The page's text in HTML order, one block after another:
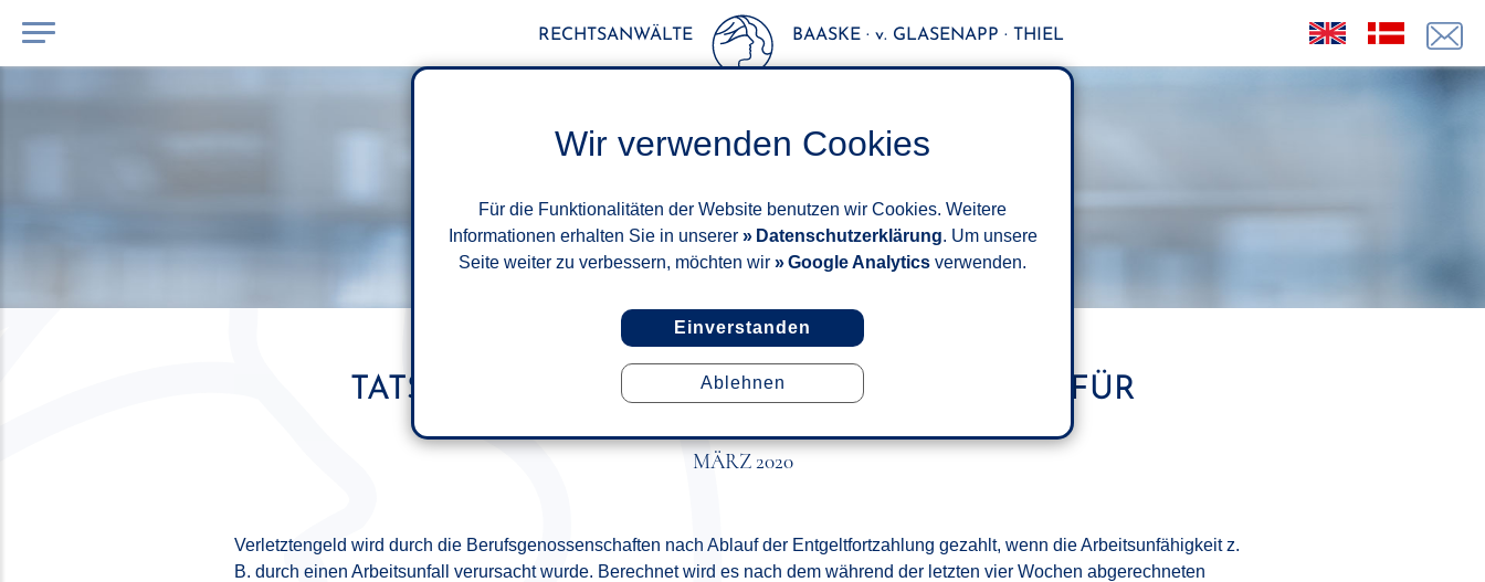
Wir verwenden Cookies
Für die Funktionalitäten der Website benutzen wir Cookies. Weitere
Informationen erhalten Sie in unserer
Datenschutzerklärung. Um unsere
Seite weiter zu verbessern, möchten wir
Google Analytics verwenden.
Einverstanden
Ablehnen
RECHTSANWÄLTE BAASKE · v. GLASENAPP · THIEL
TATSÄCHLICH ERZIELTES ARBEITSENTGELT FÜR
MÄRZ 2020
Verletztengeld wird durch die Berufsgenossenschaften nach Ablauf der Entgeltfortzahlung gezahlt, wenn die Arbeitsunfähigkeit z.
B. durch einen Arbeitsunfall verursacht wurde. Berechnet wird es nach dem während der letzten vier Wochen abgerechneten